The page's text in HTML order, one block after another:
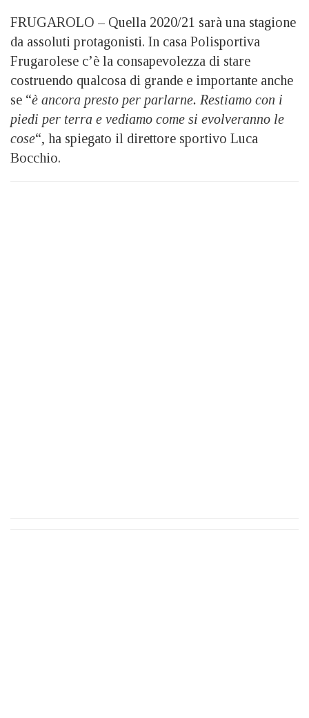
FRUGAROLO – Quella 2020/21 sarà una stagione
da assoluti protagonisti. In casa Polisportiva
Frugarolese c’è la consapevolezza di stare
costruendo qualcosa di grande e importante anche
se “è ancora presto per parlarne. Restiamo con i
piedi per terra e vediamo come si evolveranno le
cose“, ha spiegato il direttore sportivo Luca
Bocchio.